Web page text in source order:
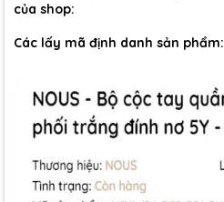
của shop:
Các lấy mã định danh sản phẩm: